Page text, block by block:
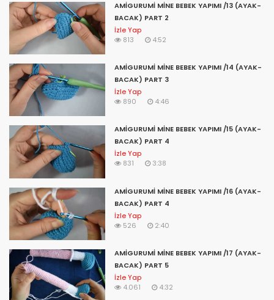
amigurumi mickey e minnie,
letra e amigurumi,
wall-e amigurumi,
croche e amigurumi,
amigurumi facili e veloci,
amigurumi facil e rapido,
amigurumi cactos e suculentas,
amigurumi bela e a fera,
amigurumi preto e branco,
amigurumi fil,
amigurumi fil yapımı,
amigurumi fiyonk,
amigurumi fiyonk yapımı,
amigurumi fil çıngırak yapımı,
amigurumi blo,
amigurumi fare,
amigurumi fil tarifi,
amigurumi fiyatları,
amigurumi fil necati,
amigurumi f harfi,
a&f amigurumi,
amigurumi göz,
amigurumi geyik,
AMİGURUMİ MİNE BEBEK YAPIMI /13 (AYAK-
BACAK) PART 2
İzle Yap
813
4:52
AMİGURUMİ MİNE BEBEK YAPIMI /14 (AYAK-
BACAK) PART 3
İzle Yap
890
4:46
AMİGURUMİ MİNE BEBEK YAPIMI /15 (AYAK-
BACAK) PART 4
İzle Yap
831
3:38
AMİGURUMİ MİNE BEBEK YAPIMI /16 (AYAK-
BACAK) PART 4
İzle Yap
526
2:40
AMİGURUMİ MİNE BEBEK YAPIMI /17 (AYAK-
BACAK) PART 5
İzle Yap
4.061
4:32